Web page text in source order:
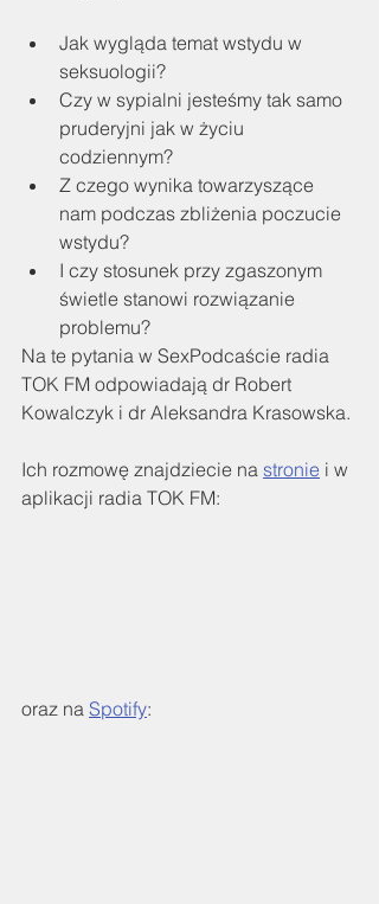
Jak wygląda temat wstydu w
seksuologii?
Czy w sypialni jesteśmy tak samo
pruderyjni jak w życiu
codziennym?
Z czego wynika towarzyszące
nam podczas zbliżenia poczucie
wstydu?
I czy stosunek przy zgaszonym
świetle stanowi rozwiązanie
problemu?
Na te pytania w SexPodcaście radia
TOK FM odpowiadają dr Robert
Kowalczyk i dr Aleksandra Krasowska.
Ich rozmowę znajdziecie na stronie i w
aplikacji radia TOK FM:
oraz na Spotify: